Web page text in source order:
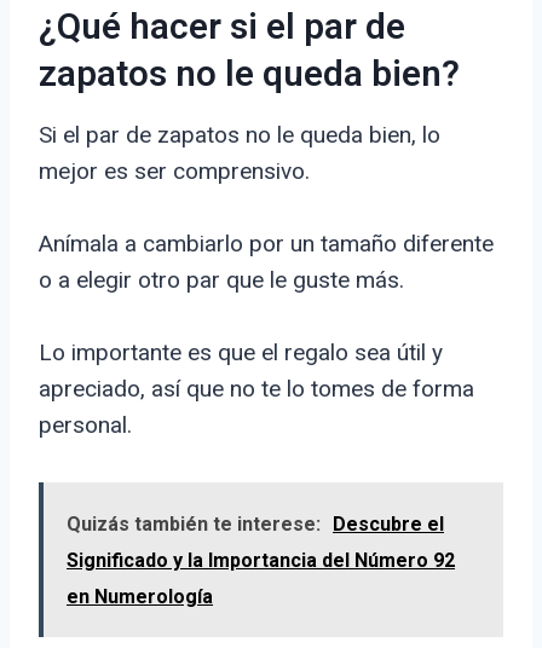
¿Qué hacer si el par de
zapatos no le queda bien?
Si el par de zapatos no le queda bien, lo
mejor es ser comprensivo.
Anímala a cambiarlo por un tamaño diferente
o a elegir otro par que le guste más.
Lo importante es que el regalo sea útil y
apreciado, así que no te lo tomes de forma
personal.
Quizás también te interese:
Descubre el
Significado y la Importancia del Número 92
en Numerología